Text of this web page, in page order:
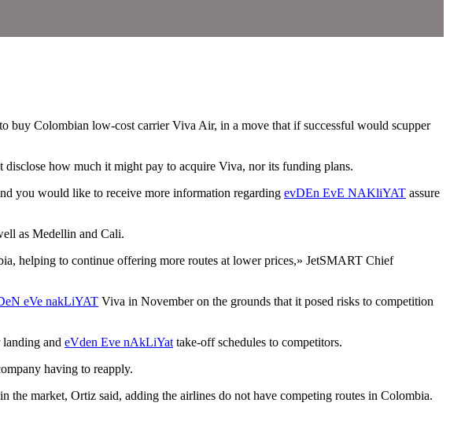
Colombian low-cost carrier Viva Air, in a move that if successful would scupper
how much it might pay to acquire Viva, nor its funding plans.
you would like to receive more information regarding evDEn EvE NAKliYAT assure
as Medellin and Cali.
helping to continue offering more routes at lower prices,» JetSMART Chief
eVe nakLiYAT Viva in November on the grounds that it posed risks to competition
and eVden Eve nAkLiYat take-off schedules to competitors.
having to reapply.
market, Ortiz said, adding the airlines do not have competing routes in Colombia.